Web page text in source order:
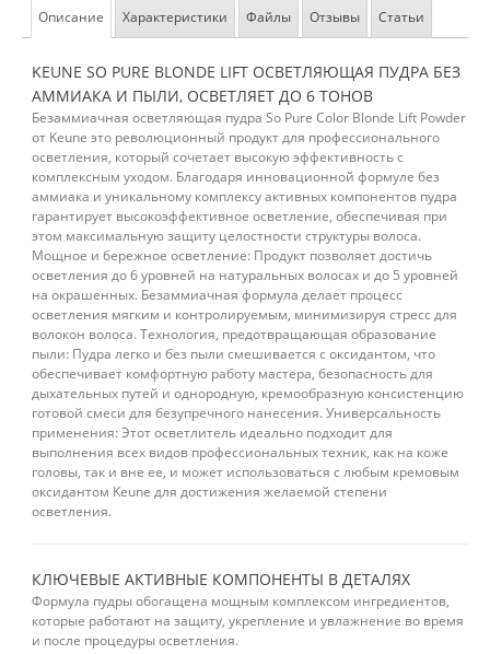
Описание Характеристики Файлы Отзывы Статьи
KEUNE SO PURE BLONDE LIFT ОСВЕТЛЯЮЩАЯ ПУДРА БЕЗ
АММИАКА И ПЫЛИ, ОСВЕТЛЯЕТ ДО 6 ТОНОВ
Безаммиачная осветляющая пудра So Pure Color Blonde Lift Powder
от Keune это революционный продукт для профессионального
осветления, который сочетает высокую эффективность с
комплексным уходом. Благодаря инновационной формуле без
аммиака и уникальному комплексу активных компонентов пудра
гарантирует высокоэффективное осветление, обеспечивая при
этом максимальную защиту целостности структуры волоса.
Мощное и бережное осветление: Продукт позволяет достичь
осветления до 6 уровней на натуральных волосах и до 5 уровней
на окрашенных. Безаммиачная формула делает процесс
осветления мягким и контролируемым, минимизируя стресс для
волокон волоса. Технология, предотвращающая образование
пыли: Пудра легко и без пыли смешивается с оксидантом, что
обеспечивает комфортную работу мастера, безопасность для
дыхательных путей и однородную, кремообразную консистенцию
готовой смеси для безупречного нанесения. Универсальность
применения: Этот осветлитель идеально подходит для
выполнения всех видов профессиональных техник, как на коже
головы, так и вне ее, и может использоваться с любым кремовым
оксидантом Keune для достижения желаемой степени
осветления.
КЛЮЧЕВЫЕ АКТИВНЫЕ КОМПОНЕНТЫ В ДЕТАЛЯХ
Формула пудры обогащена мощным комплексом ингредиентов,
которые работают на защиту, укрепление и увлажнение во время
и после процедуры осветления.